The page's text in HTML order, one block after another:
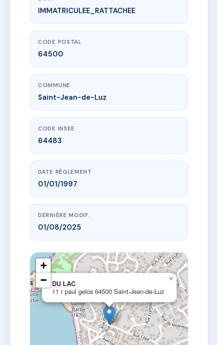
www.vme.plus/AC6593008
DU LAC
11 r paul gelos64500 Saint-Jean-de-Luz
IMMATRICULEE_RATTACHEE
CODE POSTAL
64500
COMMUNE
Saint-Jean-de-Luz
CODE INSEE
64483
DATE RÈGLEMENT
01/01/1997
DERNIÈRE MODIF.
01/08/2025
DU LAC
11 r paul gelos 64500 Saint-Jean-de-Luz
×
+
−